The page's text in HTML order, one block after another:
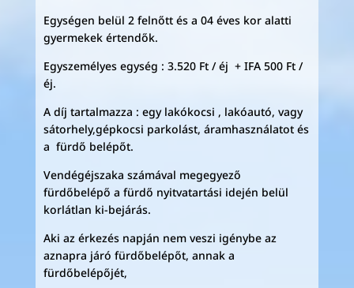
Egységen belül 2 felnőtt és a 04 éves kor alatti
gyermekek értendők.
Egyszemélyes egység : 3.520 Ft / éj + IFA 500 Ft /
éj.
A díj tartalmazza : egy lakókocsi , lakóautó, vagy
sátorhely,gépkocsi parkolást, áramhasználatot és
a fürdő belépőt.
Vendégéjszaka számával megegyező
fürdőbelépő a fürdő nyitvatartási idején belül
korlátlan ki-bejárás.
Aki az érkezés napján nem veszi igénybe az
aznapra járó fürdőbelépőt, annak a
fürdőbelépőjét,